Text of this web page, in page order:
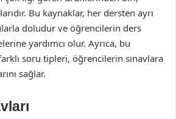
Bu kaynaklar, her dersten ayrı
doludur ve öğrencilerin ders
yardımcı olur. Ayrıca, bu
soru tipleri, öğrencilerin sınavlara
sağlar.